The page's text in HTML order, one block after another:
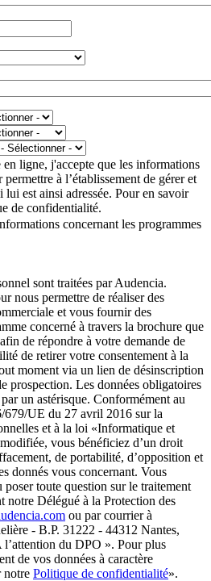
en ligne, j'accepte que les informations
à l’établissement de gérer et
est ainsi adressée. Pour en savoir
de confidentialité.
concernant les programmes
sont traitées par Audencia.
nous permettre de réaliser des
et vous fournir des
concerné à travers la brochure que
de répondre à votre demande de
de retirer votre consentement à la
moment via un lien de désinscription
prospection. Les données obligatoires
un astérisque. Conformément au
679/UE du 27 avril 2016 sur la
et à la loi «Informatique et
vous bénéficiez d’un droit
de portabilité, d’opposition et
donnés vous concernant. Vous
toute question sur le traitement
notre Délégué à la Protection des
ou par courrier à
- B.P. 31222 - 44312 Nantes,
du DPO ». Pour plus
de vos données à caractère
notre Politique de confidentialité».